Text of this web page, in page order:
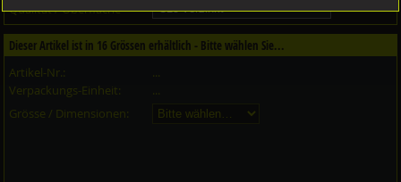
Qualität / Oberfläche
Dieser Artikel ist in 16 Grössen erhältlich - Bitte wählen Sie...
Artikel-Nr.:
...
Verpackungs-Einheit:
...
Grösse / Dimensionen: